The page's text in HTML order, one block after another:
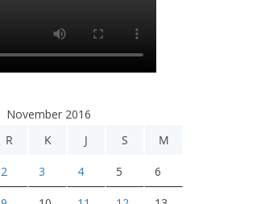
November 2016
R K J S M
2 3 4 5 6